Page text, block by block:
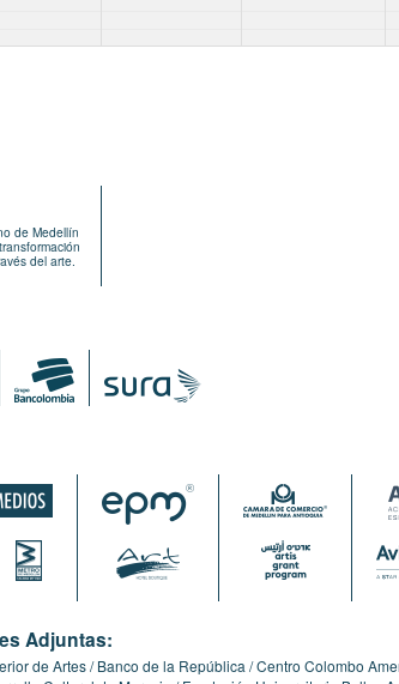
de Medellín
del arte.
Adjuntas:
de Artes Banco de la República Centro Colombo